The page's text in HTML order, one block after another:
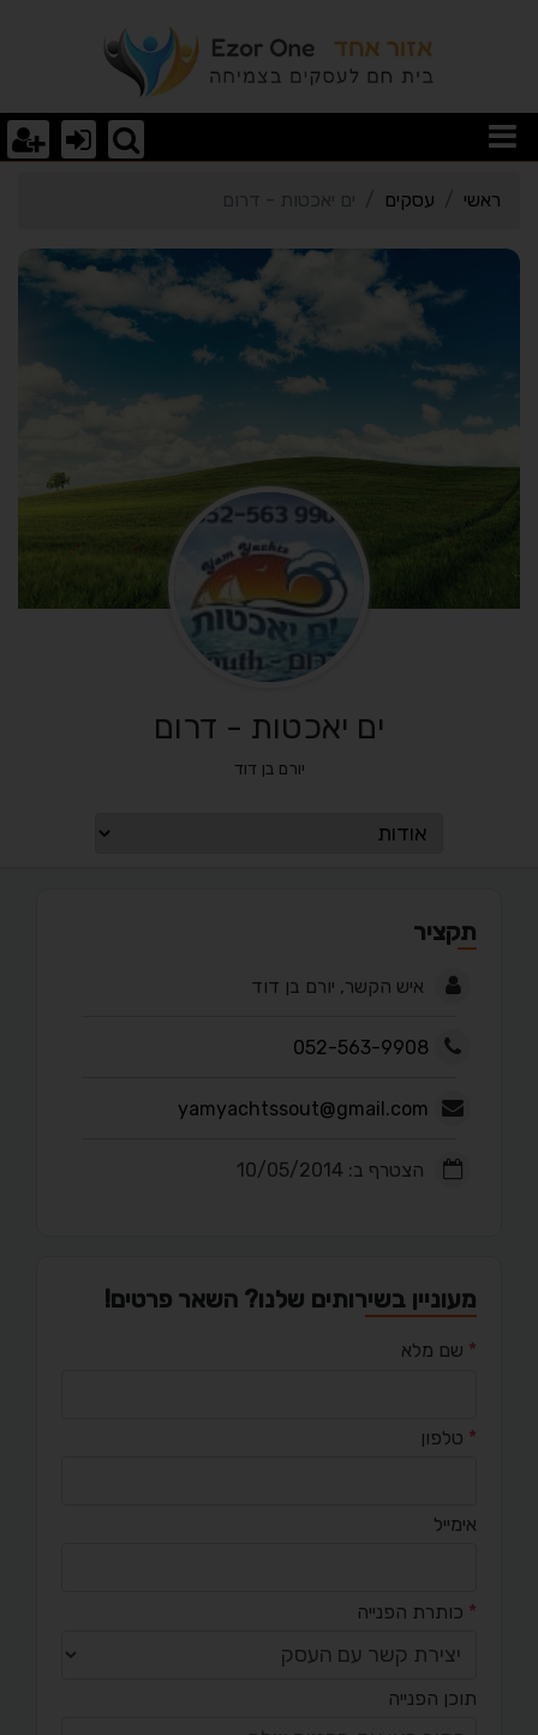
פרטי כרטיס העסק ים
ראשי עסקים ים יאכטות - דרום
ים יאכטות - דרום
יורם בן דוד
תקציר
איש הקשר, יורם בן דוד
052-563-9908
yamyachtssout@gmail.com
הצטרף ב: 10/05/2014
מעוניין בשירותים שלנו? השאר פרטים!
* שם מלא
* טלפון
אימייל
* כותרת הפנייה
תוכן הפנייה